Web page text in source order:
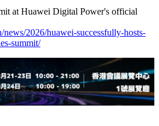
at Huawei Digital Power's official
news/2026/huawei-successfully-hosts-
summit/